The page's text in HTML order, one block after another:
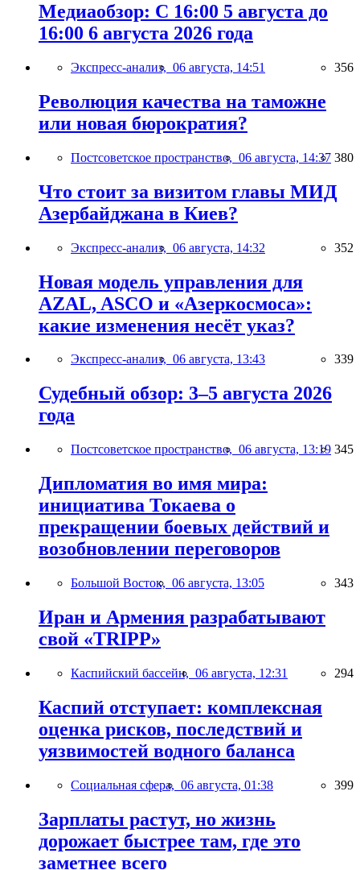
Медиаобзор: С 16:00 5 августа до
16:00 6 августа 2026 года
Экспресс-анализ, 06 августа, 14:51 356
Революция качества на таможне
или новая бюрократия?
Постсоветское пространство, 06 августа, 14:37 380
Что стоит за визитом главы МИД
Азербайджана в Киев?
Экспресс-анализ, 06 августа, 14:32 352
Новая модель управления для
AZAL, ASCO и «Азеркосмоса»:
какие изменения несёт указ?
Экспресс-анализ, 06 августа, 13:43 339
Судебный обзор: 3–5 августа 2026
года
Постсоветское пространство, 06 августа, 13:19 345
Дипломатия во имя мира:
инициатива Токаева о
прекращении боевых действий и
возобновлении переговоров
Большой Восток, 06 августа, 13:05 343
Иран и Армения разрабатывают
свой «TRIPP»
Каспийский бассейн, 06 августа, 12:31 294
Каспий отступает: комплексная
оценка рисков, последствий и
уязвимостей водного баланса
Социальная сфера, 06 августа, 01:38 399
Зарплаты растут, но жизнь
дорожает быстрее там, где это
заметнее всего